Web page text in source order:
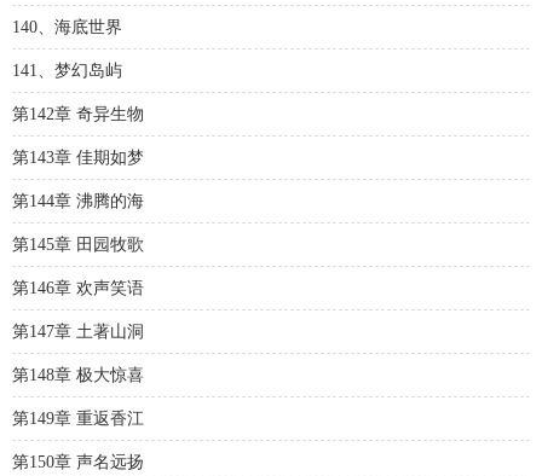
140、海底世界
141、梦幻岛屿
第142章 奇异生物
第143章 佳期如梦
第144章 沸腾的海
第145章 田园牧歌
第146章 欢声笑语
第147章 土著山洞
第148章 极大惊喜
第149章 重返香江
第150章 声名远扬